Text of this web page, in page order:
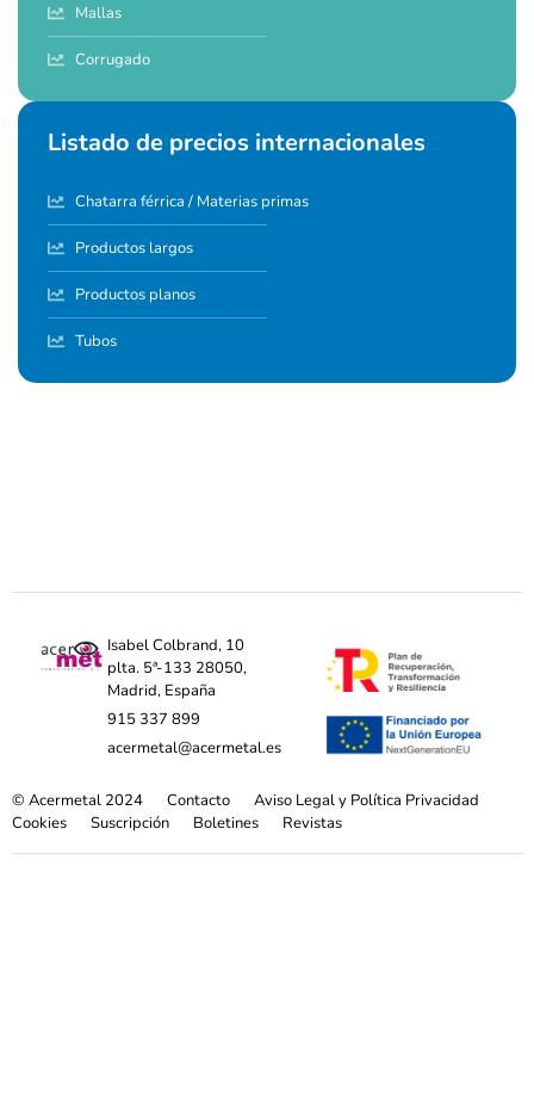
Mallas
Corrugado
Listado de precios internacionales
Chatarra férrica / Materias primas
Productos largos
Productos planos
Tubos
Isabel Colbrand, 10
plta. 5ª-133 28050,
Madrid, España
915 337 899
acermetal@acermetal.es
© Acermetal 2024 Contacto
Aviso Legal y Política Privacidad
Cookies
Suscripción Boletines Revistas